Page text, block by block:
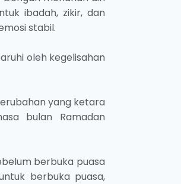
ibadah, zikir, dan
stabil.
oleh kegelisahan
yang ketara
bulan Ramadan
berbuka puasa
berbuka puasa,